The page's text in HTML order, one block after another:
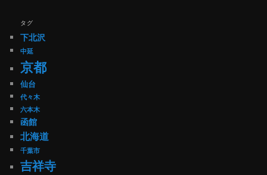
タグ
下北沢
中延
京都
仙台
代々木
六本木
函館
北海道
千葉市
吉祥寺